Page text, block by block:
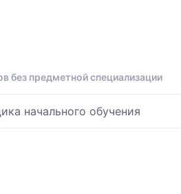
без предметной специализации
начального обучения